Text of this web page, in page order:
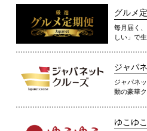
グルメ
毎月届く
しい」で
ジャパ
ジャパネ
動の豪華
ゆこゆこ